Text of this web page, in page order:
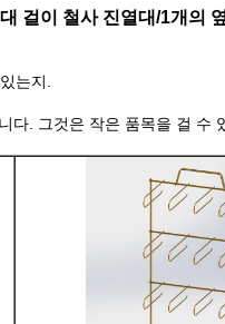
걸이 철사 진열대/1개의
는지.
다. 그것은 작은 품목을 걸 수